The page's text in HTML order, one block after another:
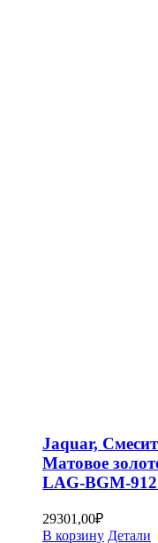
Jaquar,
Матовое
LAG-BGM-
29301,00₽
В корзину Детали